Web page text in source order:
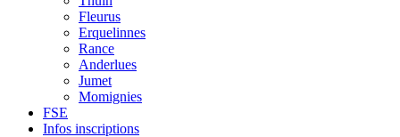
Fleurus
Erquelinnes
Rance
Anderlues
Jumet
Momignies
FSE
Infos inscriptions